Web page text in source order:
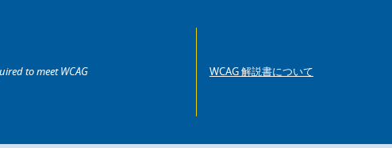
to meet WCAG WCAG 解説書について